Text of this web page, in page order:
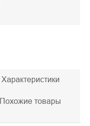
Характеристики
Похожие товары